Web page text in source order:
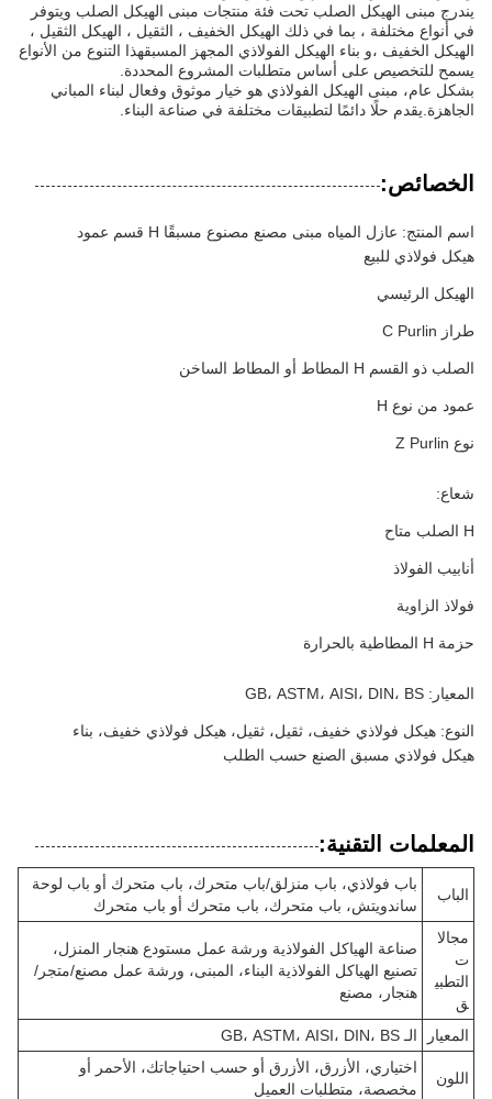
يندرج مبنى الهيكل الصلب تحت فئة منتجات مبنى الهيكل الصلب ويتوفر
في أنواع مختلفة ، بما في ذلك الهيكل الخفيف ، الثقيل ، الهيكل الثقيل ،
الهيكل الخفيف ،و بناء الهيكل الفولاذي المجهز المسبقهذا التنوع من الأنواع
يسمح للتخصيص على أساس متطلبات المشروع المحددة.
بشكل عام، مبنى الهيكل الفولاذي هو خيار موثوق وفعال لبناء المباني
الجاهزة.يقدم حلًا دائمًا لتطبيقات مختلفة في صناعة البناء.
الخصائص:
اسم المنتج: عازل المياه مبنى مصنع مصنوع مسبقًا H قسم عمود
هيكل فولاذي للبيع
الهيكل الرئيسي
طراز C Purlin
الصلب ذو القسم H المطاط أو المطاط الساخن
عمود من نوع H
نوع Z Purlin
شعاع:
H الصلب متاح
أنابيب الفولاذ
فولاذ الزاوية
حزمة H المطاطية بالحرارة
المعيار: GB، ASTM، AISI، DIN، BS
النوع: هيكل فولاذي خفيف، ثقيل، ثقيل، هيكل فولاذي خفيف، بناء
هيكل فولاذي مسبق الصنع حسب الطلب
المعلمات التقنية:
الباب
باب فولاذي، باب منزلق/باب متحرك، باب متحرك أو باب لوحة
ساندويتش، باب متحرك، باب متحرك أو باب متحرك
مجالا
ت
التطبي
ق
صناعة الهياكل الفولاذية ورشة عمل مستودع هنجار المنزل،
تصنيع الهياكل الفولاذية البناء، المبنى، ورشة عمل مصنع/متجر/
هنجار، مصنع
المعيار الـ GB، ASTM، AISI، DIN، BS
اللون
اختياري، الأزرق، الأزرق أو حسب احتياجاتك، الأحمر أو
مخصصة، متطلبات العميل